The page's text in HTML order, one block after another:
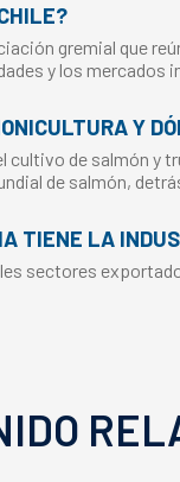
gremial que
y los mercados
Y
cultivo de salmón y
de salmón,
TIENE LA
sectores